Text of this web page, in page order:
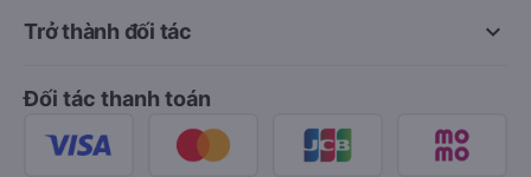
keyboard_arrow_down
Trở thành đối tác
Đối tác thanh toán